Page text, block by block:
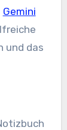
Gemini
und das